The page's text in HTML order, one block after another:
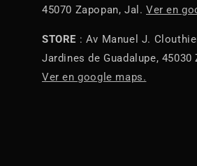
45070 Zapopan, Jal. Ver en
STORE : Av Manuel J.
Jardines de Guadalupe, 45030
Ver en google maps.